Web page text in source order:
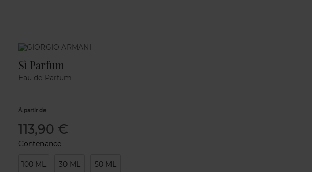
Marque
Sì Parfum
Eau de Parfum
À partir de
113,90 €
Contenance
100 ML 30 ML 50 ML